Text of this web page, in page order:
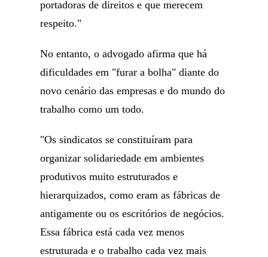
portadoras de direitos e que merecem
respeito."
No entanto, o advogado afirma que há
dificuldades em "furar a bolha" diante do
novo cenário das empresas e do mundo do
trabalho como um todo.
"Os sindicatos se constituíram para
organizar solidariedade em ambientes
produtivos muito estruturados e
hierarquizados, como eram as fábricas de
antigamente ou os escritórios de negócios.
Essa fábrica está cada vez menos
estruturada e o trabalho cada vez mais